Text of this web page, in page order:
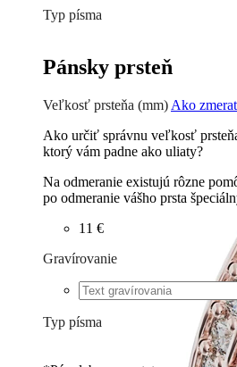
Typ písma
Pánsky prsteň
Veľkosť prsteňa (mm) Ako
Ako určiť správnu veľkosť
ktorý vám padne ako uliaty?
Na odmeranie existujú rôzne
po odmeranie vášho prsta
11 €
Gravírovanie
Typ písma